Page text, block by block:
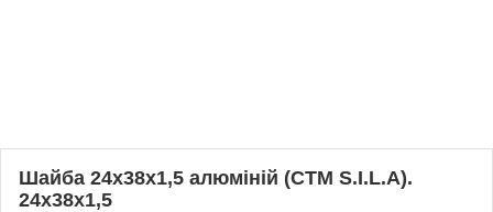
Шайба 24x38x1,5 алюміній (СТМ S.I.L.A).
24х38х1,5